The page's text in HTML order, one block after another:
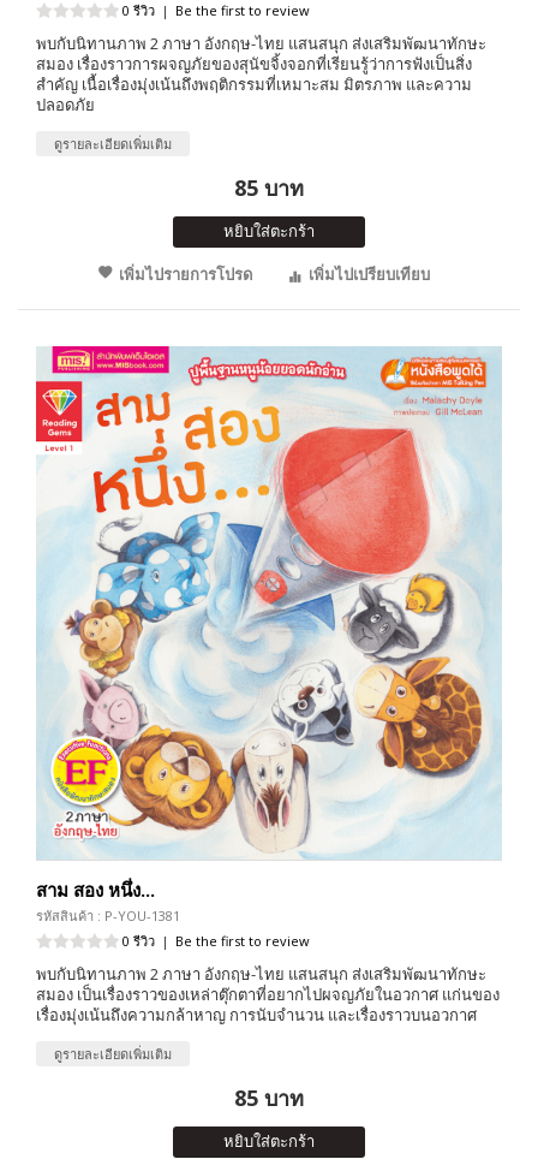
0 รีวิว | Be the first to review
พบกับนิทานภาพ 2 ภาษา อังกฤษ-ไทย แสนสนุก ส่งเสริมพัฒนาทักษะ
สมอง เรื่องราวการผจญภัยของสุนัขจิ้งจอกที่เรียนรู้ว่าการฟังเป็นสิ่ง
สำคัญ เนื้อเรื่องมุ่งเน้นถึงพฤติกรรมที่เหมาะสม มิตรภาพ และความ
ปลอดภัย
ดูรายละเอียดเพิ่มเติม
85 บาท
หยิบใส่ตะกร้า
เพิ่มไปรายการโปรด
เพิ่มไปเปรียบเทียบ
สาม สอง หนึ่ง...
รหัสสินค้า : P-YOU-1381
0 รีวิว | Be the first to review
พบกับนิทานภาพ 2 ภาษา อังกฤษ-ไทย แสนสนุก ส่งเสริมพัฒนาทักษะ
สมอง เป็นเรื่องราวของเหล่าตุ๊กตาที่อยากไปผจญภัยในอวกาศ แก่นของ
เรื่องมุ่งเน้นถึงความกล้าหาญ การนับจำนวน และเรื่องราวบนอวกาศ
ดูรายละเอียดเพิ่มเติม
85 บาท
หยิบใส่ตะกร้า